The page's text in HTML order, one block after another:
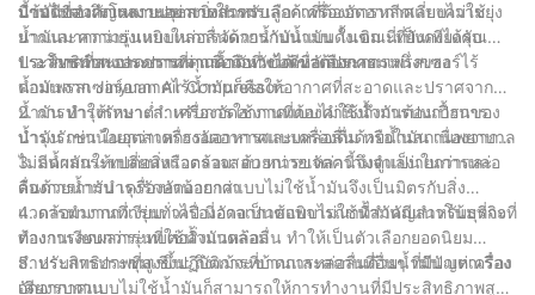
บ้านไปจนถึงโรงงานอุตสาหกรรม
น้ำมันของเราเหมาะอย่างยิ่งสำหรับลูกค้าที่ต้องการหลีกเลี่ยงความยุ่ง
ยากและความยุ่งเหยิงในการจัดการกับน้ำมัน ในขณะที่ยังคงได้รับ
ประสิทธิภาพและความน่าเชื่อถือที่พวกเขาต้องการ
มีข้อดีที่สำคัญหลายประการในการเลือกเครื่องอัดอากาศแบบไม่ใช้
น้ำมันมากกว่ารุ่นแบบหล่อลื่นด้วยน้ำมันแบบดั้งเดิม นี่เป็นเพียงคุณ
ประโยชน์บางประการที่คุณคาดหวังได้เมื่อเลือกคอมเพรสเซอร์ไร้
น้ำมันจาก Jinyuan Air Compressor:
1. อากาศที่สะอาดปราศจากน้ำมัน: ข้อดีหลักประการหนึ่งของ
คอมเพรสเซอร์อากาศไร้น้ำมันก็คือให้อากาศที่สะอาดและปราศจาก
น้ำมัน ทำให้เหมาะสำหรับการใช้งานที่ต้องคำนึงถึงการปนเปื้อนของ
น้ำมัน เช่น ในอุตสาหกรรมอาหารและเครื่องดื่ม หรือในสถานพยาบาล
2. การบำรุงรักษาต่ำ: เครื่องอัดอากาศแบบไม่ใช้น้ำมันต้องการการ
บำรุงรักษาน้อยกว่าเครื่องอัดอากาศแบบหล่อลื่นด้วยน้ำมัน เนื่องจาก
ไม่มีน้ำมันให้เปลี่ยนหรือตรวจสอบ หน่วยเหล่านี้จึงดูแลง่ายกว่าและ
ต้องการการบำรุงรักษาน้อยกว่า
3. ลดผลกระทบต่อสิ่งแวดล้อม: ด้วยการขจัดความจำเป็นในการหล่อ
ลื่นด้วยน้ำมัน เครื่องอัดอากาศแบบไม่ใช้น้ำมันจึงเป็นมิตรกับสิ่ง
แวดล้อมมากกว่ารุ่นทั่วไป นี่อาจเป็นข้อพิจารณาที่สำคัญสำหรับธุรกิจที่
ต้องการลดผลกระทบต่อสิ่งแวดล้อม
4. การทำงานที่เงียบ: เครื่องอัดอากาศแบบไม่ใช้น้ำมันมีแนวโน้มที่จะ
ทำงานเงียบกว่ารุ่นที่ใช้น้ำมันหล่อลื่น ทำให้เป็นตัวเลือกยอดนิยม
สำหรับการประชุมเชิงปฏิบัติการที่บ้านและสถานที่อื่นๆ ที่มีปัญหาเรื่อง
เสียงรบกวน
5. ประสิทธิภาพที่สูงขึ้น: ถึงแม้จะขาดการหล่อลื่นด้วยน้ำมัน แต่เครื่อง
อัดอากาศแบบไม่ใช้น้ำมันก็สามารถให้การทำงานที่มีประสิทธิภาพสูง